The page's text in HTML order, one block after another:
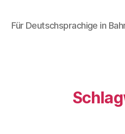
Für Deutschsprachige in